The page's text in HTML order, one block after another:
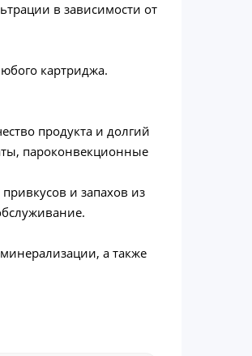
в зависимости от
картриджа.
продукта и долгий
пароконвекционные
и запахов из
а также